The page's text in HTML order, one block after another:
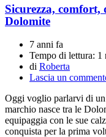
Sicurezza,
Dolomite
7 anni fa
Tempo di lettura: 1
di Roberta
Lascia un
Oggi voglio parlarvi di
marchio nasce tra le
equipaggia con le sue
conquista per la prima